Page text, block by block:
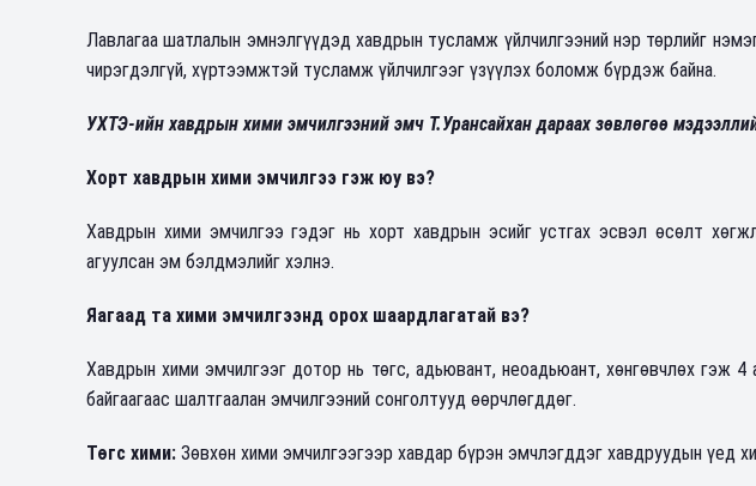
Лавлагаа шатлалын эмнэлгүүдэд хавдрын тусламж үйлчилгээний нэр төрлийг
чирэгдэлгүй, хүртээмжтэй тусламж үйлчилгээг үзүүлэх боломж бүрдэж байна.
УХТЭ-ийн хавдрын хими эмчилгээний эмч Т.Урансайхан дараах зөвлөгөө
Хорт хавдрын хими эмчилгээ гэж юу вэ?
Хавдрын хими эмчилгээ гэдэг нь хорт хавдрын эсийг устгах эсвэл өсөлт
агуулсан эм бэлдмэлийг хэлнэ.
Яагаад та хими эмчилгээнд орох шаардлагатай вэ?
Хавдрын хими эмчилгээг дотор нь төгс, адьювант, неоадьюант, хөнгөвчлөх гэж
байгаагаас шалтгаалан эмчилгээний сонголтууд өөрчлөгддөг.
Төгс хими: Зөвхөн хими эмчилгээгээр хавдар бүрэн эмчлэгддэг хавдруудын үед